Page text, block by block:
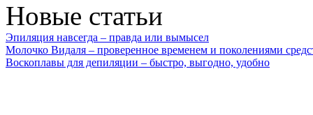
Новые статьи
Эпиляция навсегда – правда или вымысел
Молочко Видаля – проверенное временем и поколениями
Воскоплавы для депиляции – быстро, выгодно, удобно